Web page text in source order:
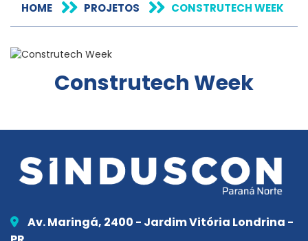
HOME PROJETOS CONSTRUTECH WEEK
Construtech Week
Av. Maringá, 2400 - Jardim Vitória Londrina -